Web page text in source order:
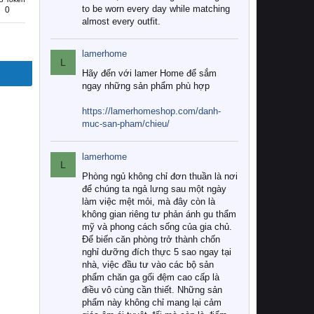
0
to be worn every day while matching
almost every outfit.
L
lamerhome
Hãy đến với lamer Home để sắm
ngay những sản phẩm phù hợp
https://lamerhomeshop.com/danh-
muc-san-pham/chieu/
L
lamerhome
Phòng ngủ không chỉ đơn thuần là nơi
để chúng ta ngả lưng sau một ngày
làm việc mệt mỏi, mà đây còn là
không gian riêng tư phản ánh gu thẩm
mỹ và phong cách sống của gia chủ.
Để biến căn phòng trở thành chốn
nghỉ dưỡng đích thực 5 sao ngay tại
nhà, việc đầu tư vào các bộ sản
phẩm chăn ga gối đệm cao cấp là
điều vô cùng cần thiết. Những sản
phẩm này không chỉ mang lại cảm